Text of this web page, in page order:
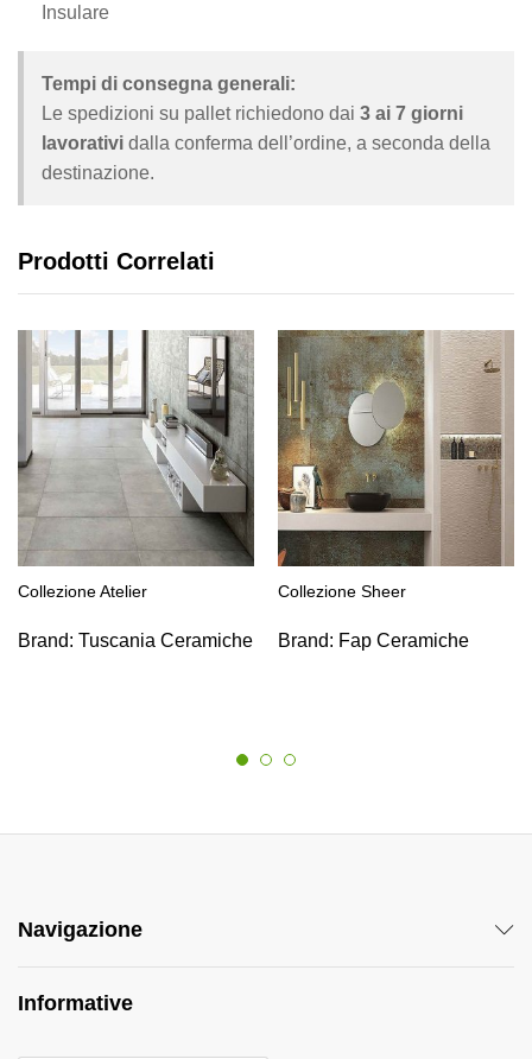
Insulare
Tempi di consegna generali:
Le spedizioni su pallet richiedono dai 3 ai 7 giorni
lavorativi dalla conferma dell’ordine, a seconda della
destinazione.
Prodotti Correlati
Collezione Atelier
Brand: Tuscania Ceramiche
Collezione Sheer
Brand: Fap Ceramiche
Navigazione
Informative